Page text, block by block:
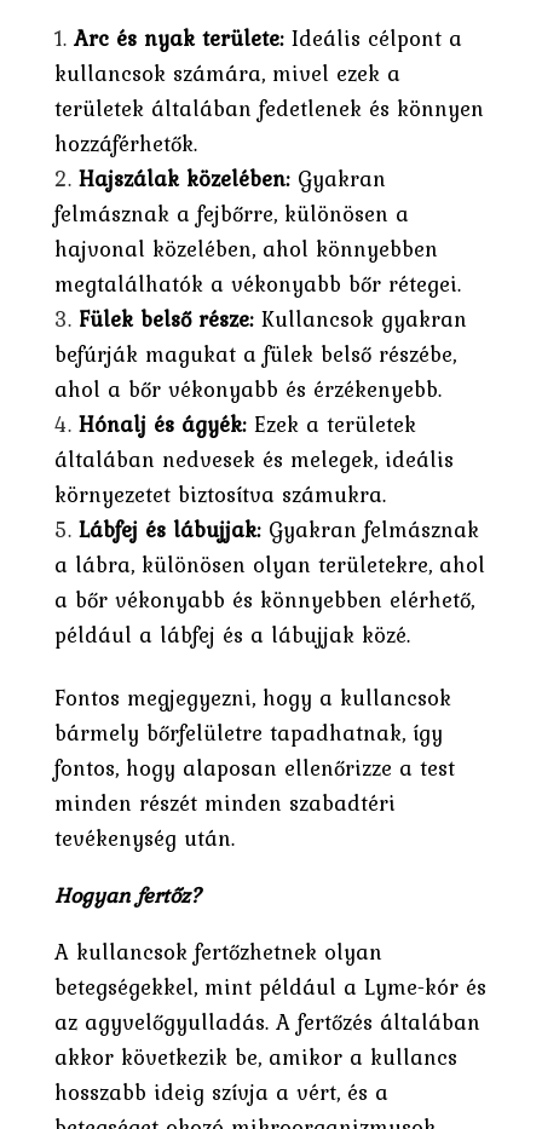
Arc és nyak területe:Ideális célpont a
kullancsok számára, mivel ezek a
területek általában fedetlenek és könnyen
hozzáférhetők.
Hajszálak közelében:Gyakran
felmásznak a fejbőrre, különösen a
hajvonal közelében, ahol könnyebben
megtalálhatók a vékonyabb bőr rétegei.
Fülek belső része:Kullancsok gyakran
befúrják magukat a fülek belső részébe,
ahol a bőr vékonyabb és érzékenyebb.
Hónalj és ágyék:Ezek a területek
általában nedvesek és melegek, ideális
környezetet biztosítva számukra.
Lábfej és lábujjak:Gyakran felmásznak
a lábra, különösen olyan területekre, ahol
a bőr vékonyabb és könnyebben elérhető,
például a lábfej és a lábujjak közé.
Fontos megjegyezni, hogy a kullancsok
bármely bőrfelületre tapadhatnak, így
fontos, hogy alaposan ellenőrizze a test
minden részét minden szabadtéri
tevékenység után.
Hogyan fertőz?
A kullancsok fertőzhetnek olyan
betegségekkel, mint például a Lyme-kór és
az agyvelőgyulladás. A fertőzés általában
akkor következik be, amikor a kullancs
hosszabb ideig szívja a vért, és a